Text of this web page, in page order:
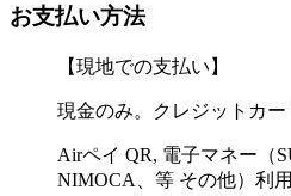
お支払い方法
【現地での支払い】
現金のみ。クレジットカー
Airペイ QR, 電子マネー（
NIMOCA、等 その他）利